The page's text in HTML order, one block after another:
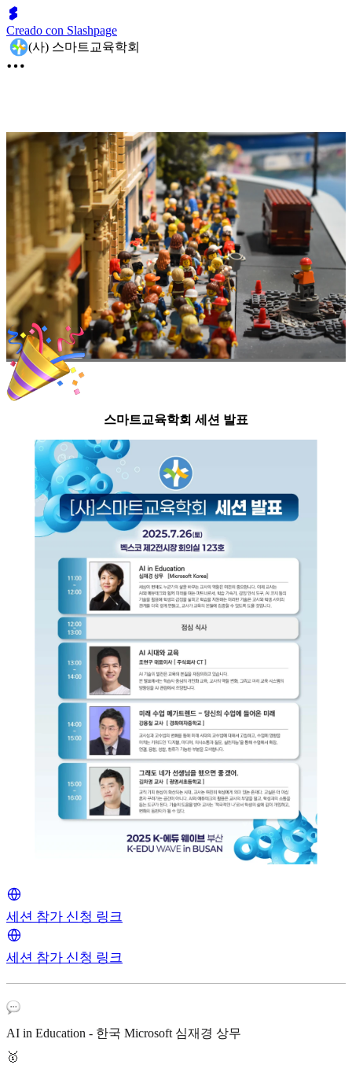
Creado con Slashpage
(사) 스마트교육학회
스마트교육학회 세션 발표
세션 참가 신청 링크
세션 참가 신청 링크
AI in Education - 한국 Microsoft 심재경 상무
🥇